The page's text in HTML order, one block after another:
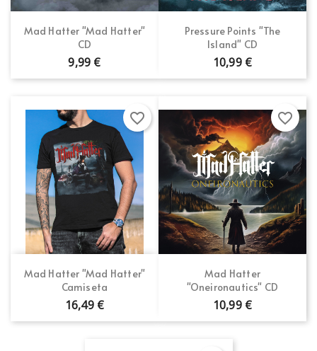
Mad Hatter "Mad Hatter"
CD
9,99 €
Pressure Points "The
Island" CD
10,99 €
Mad Hatter "Mad Hatter"
Camiseta
16,49 €
favorite_border
Mad Hatter
"Oneironautics" CD
10,99 €
favorite_border